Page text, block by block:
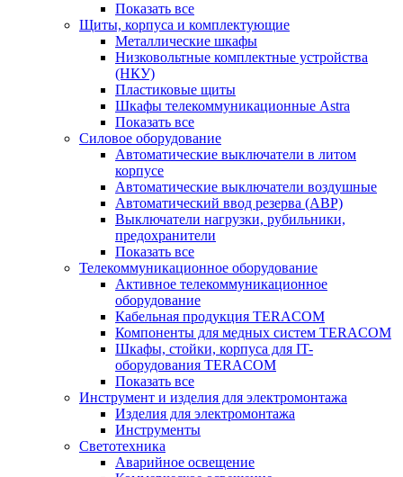
Показать все
Щиты, корпуса и комплектующие
Металлические шкафы
Низковольтные комплектные устройства
(НКУ)
Пластиковые щиты
Шкафы телекоммуникационные Astra
Показать все
Силовое оборудование
Автоматические выключатели в литом
корпусе
Автоматические выключатели воздушные
Автоматический ввод резерва (АВР)
Выключатели нагрузки, рубильники,
предохранители
Показать все
Телекоммуникационное оборудование
Активное телекоммуникационное
оборудование
Кабельная продукция TERACOM
Компоненты для медных систем TERACOM
Шкафы, стойки, корпуса для IT-
оборудования TERACOM
Показать все
Инструмент и изделия для электромонтажа
Изделия для электромонтажа
Инструменты
Светотехника
Аварийное освещение